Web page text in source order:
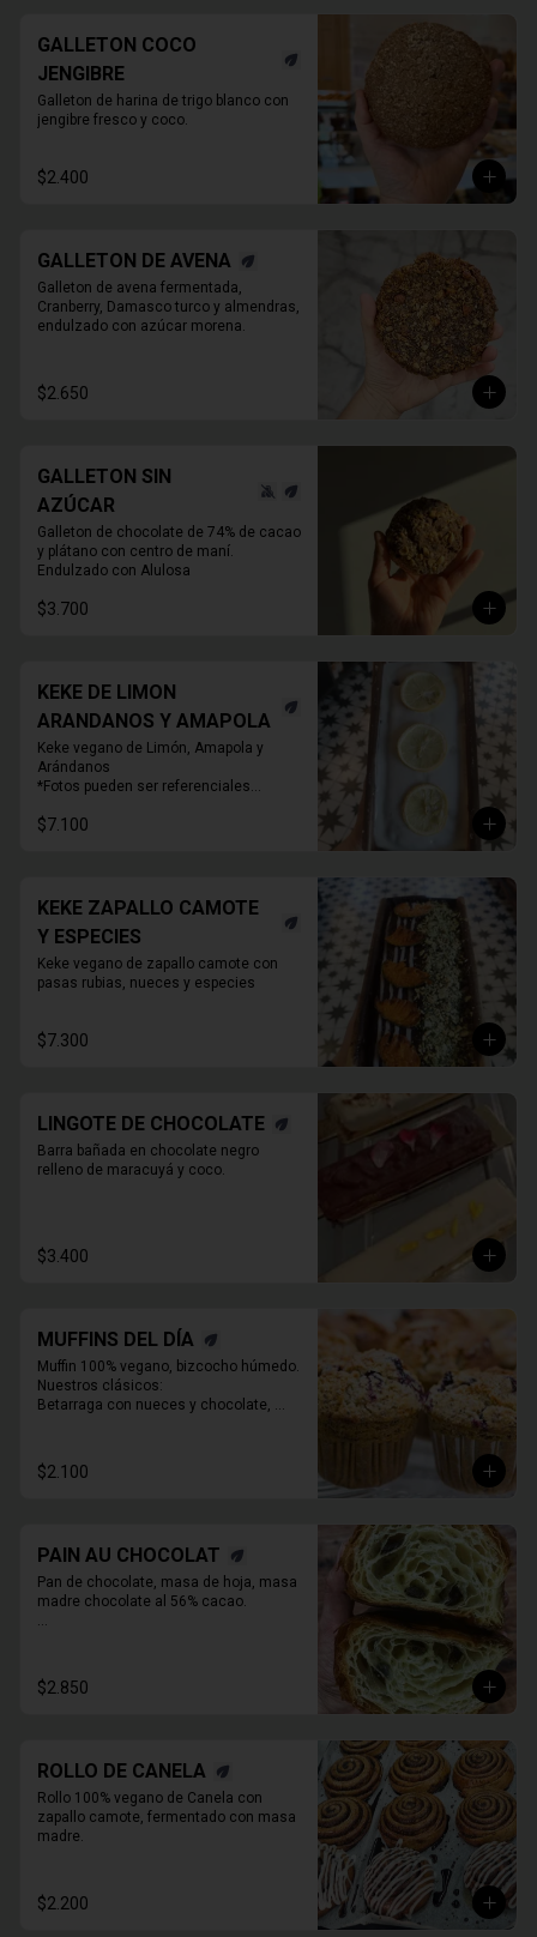
GALLETON COCO
JENGIBRE
Galleton de harina de trigo blanco con
jengibre fresco y coco.
$2.400
GALLETON DE AVENA
Galleton de avena fermentada,
Cranberry, Damasco turco y almendras,
endulzado con azúcar morena.
$2.650
GALLETON SIN
AZÚCAR
Galleton de chocolate de 74% de cacao
y plátano con centro de maní.
Endulzado con Alulosa
$3.700
KEKE DE LIMON
ARANDANOS Y AMAPOLA
Keke vegano de Limón, Amapola y
Arándanos
*Fotos pueden ser referenciales
$7.100
KEKE ZAPALLO CAMOTE
Y ESPECIES
Keke vegano de zapallo camote con
pasas rubias, nueces y especies
$7.300
LINGOTE DE CHOCOLATE
Barra bañada en chocolate negro
relleno de maracuyá y coco.
$3.400
MUFFINS DEL DÍA
Muffin 100% vegano, bizcocho húmedo.
Nuestros clásicos:
Betarraga con nueces y chocolate,
Chocolate, maní y mantequilla de maní.
$2.100
PAIN AU CHOCOLAT
Pan de chocolate, masa de hoja, masa
madre chocolate al 56% cacao.
despacho*
$2.850
ROLLO DE CANELA
Rollo 100% vegano de Canela con
zapallo camote, fermentado con masa
madre.
$2.200